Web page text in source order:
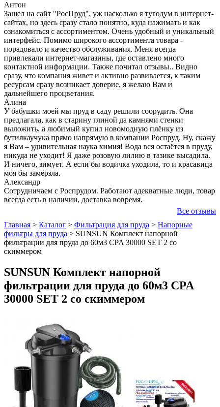
Антон
Зашел на сайт "РосПруд", уж насколько я тугодум в интернет-
сайтах, но здесь сразу стало понятно, куда нажимать и как
ознакомиться с ассортиментом. Очень удобный и уникальный
интерфейс. Помимо широкого ассортимента товара -
порадовало и качество обслуживания. Меня всегда
привлекали интернет-магазины, где оставлено много
контактной информации. Также почитал отзывы.. Видно
сразу, что компания живет и активно развивается, к таким
ресурсам сразу возникает доверие, я желаю Вам и
дальнейшего процветания.
Алина
У бабушки моей мы пруд в саду решили соорудить. Она
предлагала, как в старину глиной да камнями стенки
выложить, а любимый купил новомодную плёнку из
бутилкаучука прямо напрямую в компании Роспруд. Ну, скажу
я Вам – удивительная наука химия! Вода вся остаётся в пруду,
никуда не уходит! Я даже розовую лилию в тазике высадила.
И ничего, зимует. А если бы водичка уходила, то и красавица
моя бы замёрзла.
Александр
Сотрудничаем с Роспрудом. Работают адекватные люди, товар
всегда есть в наличии, доставка вовремя.
Все отзывы
Главная > Каталог > Фильтрация для пруда > Напорные
фильтры для пруда > SUNSUN Комплект напорной
фильтрации для пруда до 60м3 CPA 30000 SET 2 со
скиммером
SUNSUN Комплект напорной
фильтрации для пруда до 60м3 CPA
30000 SET 2 со скиммером